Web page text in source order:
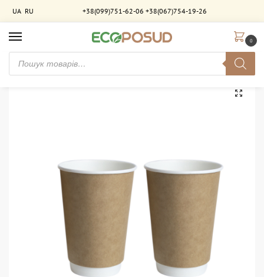
UA RU +38(099)751-62-06 +38(067)754-19-26
0
Головна / Стакани паперові Стакан паперовий 320 мл. двошаровий Крафт-Білий. 525 шт/ящ